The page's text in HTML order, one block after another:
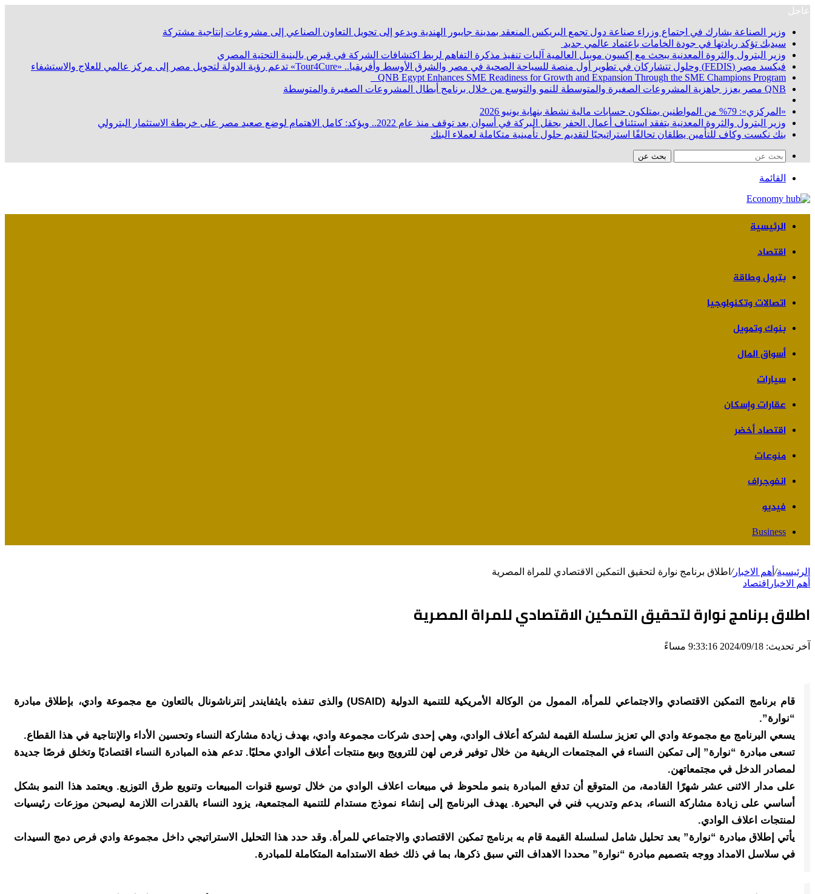
عاجل
وزير الصناعة يشارك في اجتماع وزراء صناعة دول تجمع البريكس المنعقد بمدينة جايبور الهندية ويدعو إلى تحويل التعاون الصناعي إلى مشروعات إنتاجية مشتركة
سيدبك تؤكد ريادتها في جودة الخامات باعتماد عالمي جديد
وزير البترول والثروة المعدنية يبحث مع إكسون موبيل العالمية آليات تنفيذ مذكرة التفاهم لربط اكتشافات الشركة في قبرص بالبنية التحتية المصري
فيكسد مصر (FEDIS) وحلول تتشاركان في تطوير أول منصة للسياحة الصحية في مصر والشرق الأوسط وأفريقيا.. «Tour4Cure» تدعم رؤية الدولة لتحويل مصر إلى مركز عالمي للعلاج والاستشفاء
QNB Egypt Enhances SME Readiness for Growth and Expansion Through the SME Champions Program
QNB مصر يعزز جاهزية المشروعات الصغيرة والمتوسطة للنمو والتوسع من خلال برنامج أبطال المشروعات الصغيرة والمتوسطة
«المركزي»: 79% من المواطنين يمتلكون حسابات مالية نشطة بنهاية يونيو 2026
وزير البترول والثروة المعدنية يتفقد استئناف أعمال الحفر بحقل البركة في أسوان بعد توقف منذ عام 2022.. ويؤكد: كامل الاهتمام لوضع صعيد مصر على خريطة الاستثمار البترولي
بنك نكست وكاف للتأمين يطلقان تحالفًا استراتيجيًا لتقديم حلول تأمينية متكاملة لعملاء البنك
بحث عن
القائمة
الرئيسية
اقتصاد
بترول وطاقة
اتصالات وتكنولوجيا
بنوك وتمويل
أسواق المال
سيارات
عقارات وإسكان
اقتصاد أخضر
منوعات
انفوجراف
فيديو
Business
الرئيسية/ أهم الاخبار/ اطلاق برنامج نوارة لتحقيق التمكين الاقتصادي للمراة المصرية
أهم الاخبار اقتصاد
اطلاق برنامج نوارة لتحقيق التمكين الاقتصادي للمراة المصرية
آخر تحديث: 2024/09/18 9:33:16 مساءً
قام برنامج التمكين الاقتصادي والاجتماعي للمرأة، الممول من الوكالة الأمريكية للتنمية الدولية (USAID) والذى تنفذه بايثفايندر إنترناشونال بالتعاون مع مجموعة وادي، بإطلاق مبادرة
“نوارة”.
يسعي البرنامج مع مجموعة وادي الي تعزيز سلسلة القيمة لشركة أعلاف الوادي، وهي إحدى شركات مجموعة وادي، بهدف زيادة مشاركة النساء وتحسين الأداء والإنتاجية في هذا القطاع.
تسعى مبادرة “نوارة” إلى تمكين النساء في المجتمعات الريفية من خلال توفير فرص لهن للترويج وبيع منتجات أعلاف الوادي محليًا. تدعم هذه المبادرة النساء اقتصاديًا وتخلق فرصًا جديدة
لمصادر الدخل في مجتمعاتهن.
على مدار الاثنى عشر شهرًا القادمة، من المتوقع أن تدفع المبادرة بنمو ملحوظ في مبيعات اعلاف الوادي من خلال توسيع قنوات المبيعات وتنويع طرق التوزيع. ويعتمد هذا النمو بشكل
أساسي على زيادة مشاركة النساء، بدعم وتدريب فني في البحيرة. يهدف البرنامج إلى إنشاء نموذج مستدام للتنمية المجتمعية، يزود النساء بالقدرات اللازمة ليصبحن موزعات رئيسيات
لمنتجات اعلاف الوادي.
يأتي إطلاق مبادرة “نوارة” بعد تحليل شامل لسلسلة القيمة قام به برنامج تمكين الاقتصادي والاجتماعي للمرأة. وقد حدد هذا التحليل الاستراتيجي داخل مجموعة وادي فرص دمج السيدات
في سلاسل الامداد ووجه بتصميم مبادرة “نوارة” محددا الاهداف التي سبق ذكرها، بما في ذلك خطة الاستدامة المتكاملة للمبادرة.